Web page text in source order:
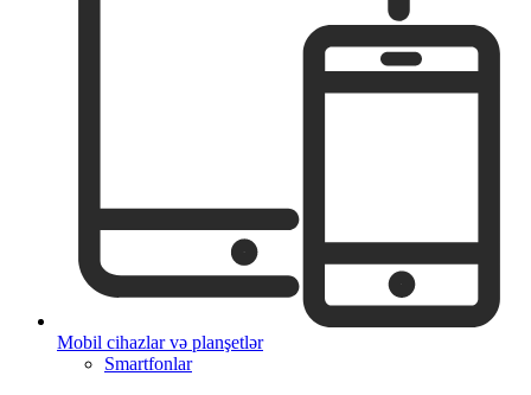
Mobil cihazlar və planşetlər
Smartfonlar